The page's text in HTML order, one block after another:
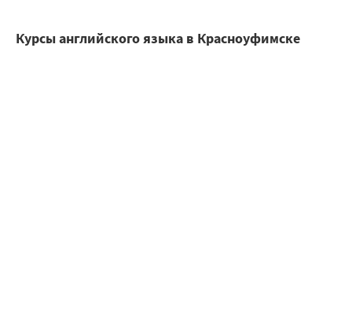
Курсы английского языка в Красноуфимске